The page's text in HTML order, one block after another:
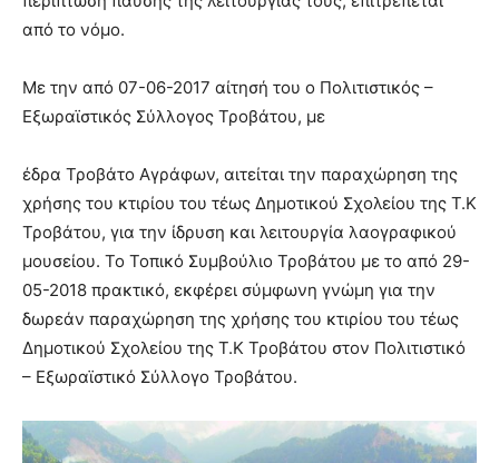
από το νόμο.
Με την από 07-06-2017 αίτησή του ο Πολιτιστικός –
Εξωραϊστικός Σύλλογος Τροβάτου, με
έδρα Τροβάτο Αγράφων, αιτείται την παραχώρηση της
χρήσης του κτιρίου του τέως Δημοτικού Σχολείου της Τ.Κ
Τροβάτου, για την ίδρυση και λειτουργία λαογραφικού
μουσείου. Το Τοπικό Συμβούλιο Τροβάτου με το από 29-
05-2018 πρακτικό, εκφέρει σύμφωνη γνώμη για την
δωρεάν παραχώρηση της χρήσης του κτιρίου του τέως
Δημοτικού Σχολείου της Τ.Κ Τροβάτου στον Πολιτιστικό
– Εξωραϊστικό Σύλλογο Τροβάτου.